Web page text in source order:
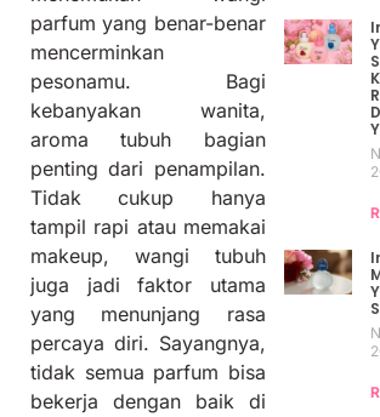
parfum yang benar-benar
mencerminkan
pesonamu. Bagi
kebanyakan wanita,
aroma tubuh bagian
penting dari penampilan.
Tidak cukup hanya
tampil rapi atau memakai
makeup, wangi tubuh
juga jadi faktor utama
yang menunjang rasa
percaya diri. Sayangnya,
tidak semua parfum bisa
bekerja dengan baik di